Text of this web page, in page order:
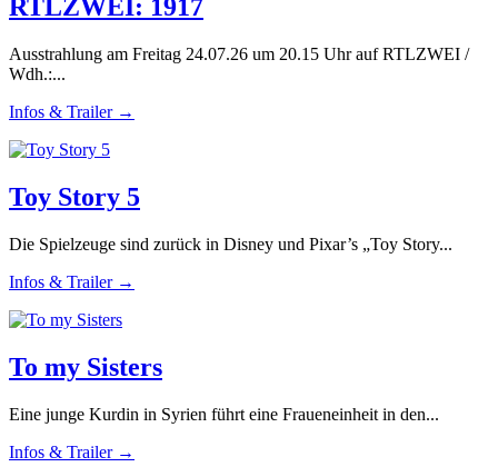
RTLZWEI: 1917
Ausstrahlung am Freitag 24.07.26 um 20.15 Uhr auf RTLZWEI /
Wdh.:...
Infos & Trailer →
Toy Story 5
Die Spielzeuge sind zurück in Disney und Pixar’s „Toy Story...
Infos & Trailer →
To my Sisters
Eine junge Kurdin in Syrien führt eine Fraueneinheit in den...
Infos & Trailer →